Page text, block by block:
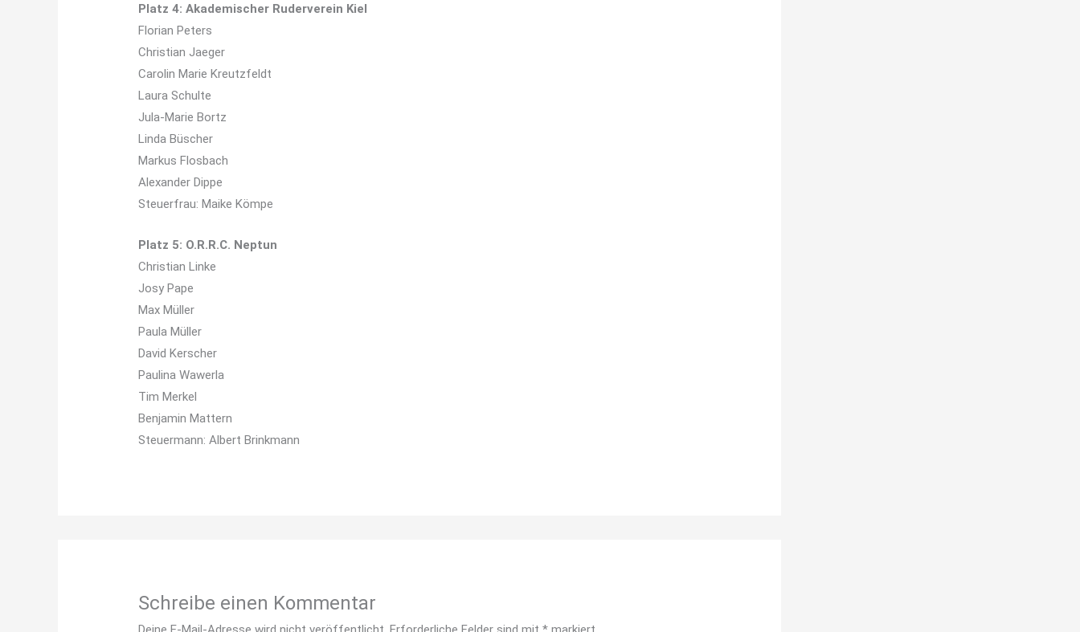
Platz 4: Akademischer Ruderverein Kiel
Florian Peters
Christian Jaeger
Carolin Marie Kreutzfeldt
Laura Schulte
Jula-Marie Bortz
Linda Büscher
Markus Flosbach
Alexander Dippe
Steuerfrau: Maike Kömpe
Platz 5: O.R.R.C. Neptun
Christian Linke
Josy Pape
Max Müller
Paula Müller
David Kerscher
Paulina Wawerla
Tim Merkel
Benjamin Mattern
Steuermann: Albert Brinkmann
Schreibe einen Kommentar